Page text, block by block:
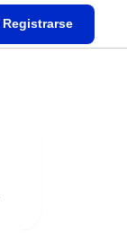
Registrarse